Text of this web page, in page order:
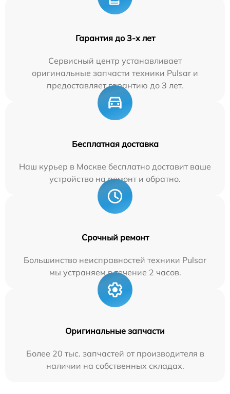
Гарантия до 3-х лет
Сервисный центр устанавливает
оригинальные запчасти техники Pulsar и
предоставляет гарантию до 3 лет.
Бесплатная доставка
Наш курьер в Москве бесплатно доставит ваше
устройство на ремонт и обратно.
Срочный ремонт
Большинство неисправностей техники Pulsar
мы устраняем в течение 2 часов.
Оригинальные запчасти
Более 20 тыс. запчастей от производителя в
наличии на собственных складах.